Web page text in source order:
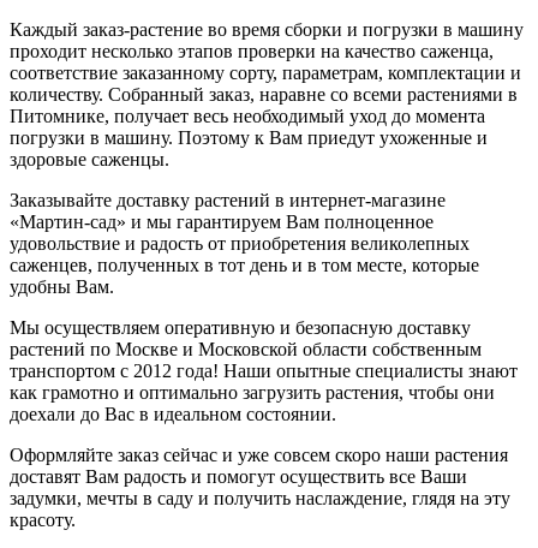
Каждый заказ-растение во время сборки и погрузки в машину
проходит несколько этапов проверки на качество саженца,
соответствие заказанному сорту, параметрам, комплектации и
количеству. Собранный заказ, наравне со всеми растениями в
Питомнике, получает весь необходимый уход до момента
погрузки в машину. Поэтому к Вам приедут ухоженные и
здоровые саженцы.
Заказывайте доставку растений в интернет-магазине
«Мартин-сад» и мы гарантируем Вам полноценное
удовольствие и радость от приобретения великолепных
саженцев, полученных в тот день и в том месте, которые
удобны Вам.
Мы осуществляем оперативную и безопасную доставку
растений по Москве и Московской области собственным
транспортом с 2012 года! Наши опытные специалисты знают
как грамотно и оптимально загрузить растения, чтобы они
доехали до Вас в идеальном состоянии.
Оформляйте заказ сейчас и уже совсем скоро наши растения
доставят Вам радость и помогут осуществить все Ваши
задумки, мечты в саду и получить наслаждение, глядя на эту
красоту.